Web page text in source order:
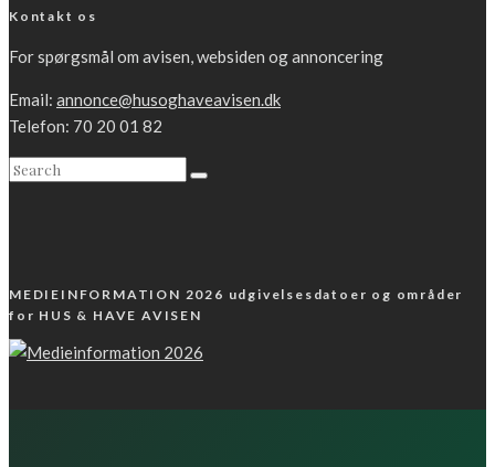
Kontakt os
For spørgsmål om avisen, websiden og annoncering
Email: annonce@husoghaveavisen.dk
Telefon: 70 20 01 82
MEDIEINFORMATION 2026 udgivelsesdatoer og områder
for HUS & HAVE AVISEN